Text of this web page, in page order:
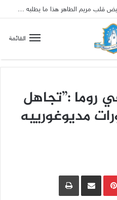
القائمة
روما :”تجاهل
مديوغورييه
Pinterestمشاركة عبر البريد طباعة